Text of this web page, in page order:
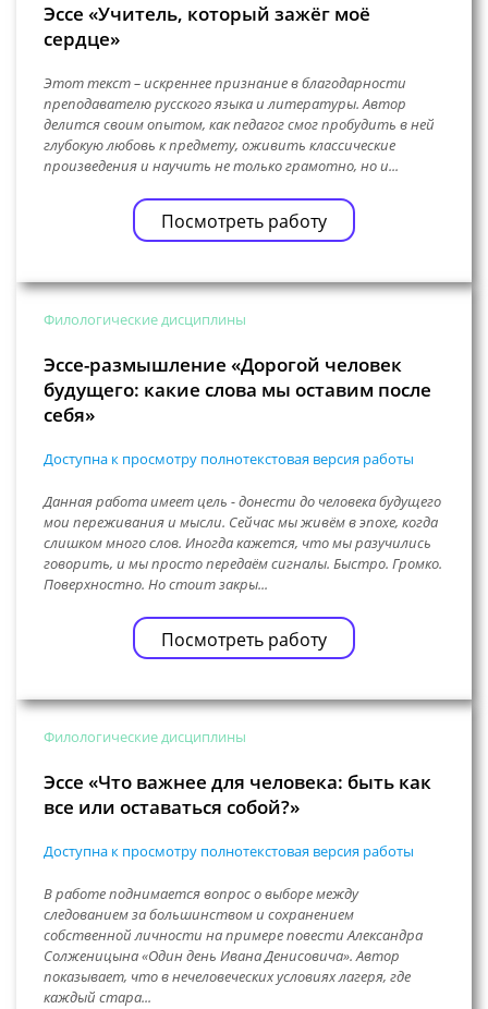
Эссе «Учитель, который зажёг моё
сердце»
Этот текст – искреннее признание в благодарности
преподавателю русского языка и литературы. Автор
делится своим опытом, как педагог смог пробудить в ней
глубокую любовь к предмету, оживить классические
произведения и научить не только грамотно, но и...
Посмотреть работу
Филологические дисциплины
Эссе-размышление «Дорогой человек
будущего: какие слова мы оставим после
себя»
Доступна к просмотру полнотекстовая версия работы
Данная работа имеет цель - донести до человека будущего
мои переживания и мысли. Сейчас мы живём в эпохе, когда
слишком много слов. Иногда кажется, что мы разучились
говорить, и мы просто передаём сигналы. Быстро. Громко.
Поверхностно. Но стоит закры...
Посмотреть работу
Филологические дисциплины
Эссе «Что важнее для человека: быть как
все или оставаться собой?»
Доступна к просмотру полнотекстовая версия работы
В работе поднимается вопрос о выборе между
следованием за большинством и сохранением
собственной личности на примере повести Александра
Солженицына «Один день Ивана Денисовича». Автор
показывает, что в нечеловеческих условиях лагеря, где
каждый стара...